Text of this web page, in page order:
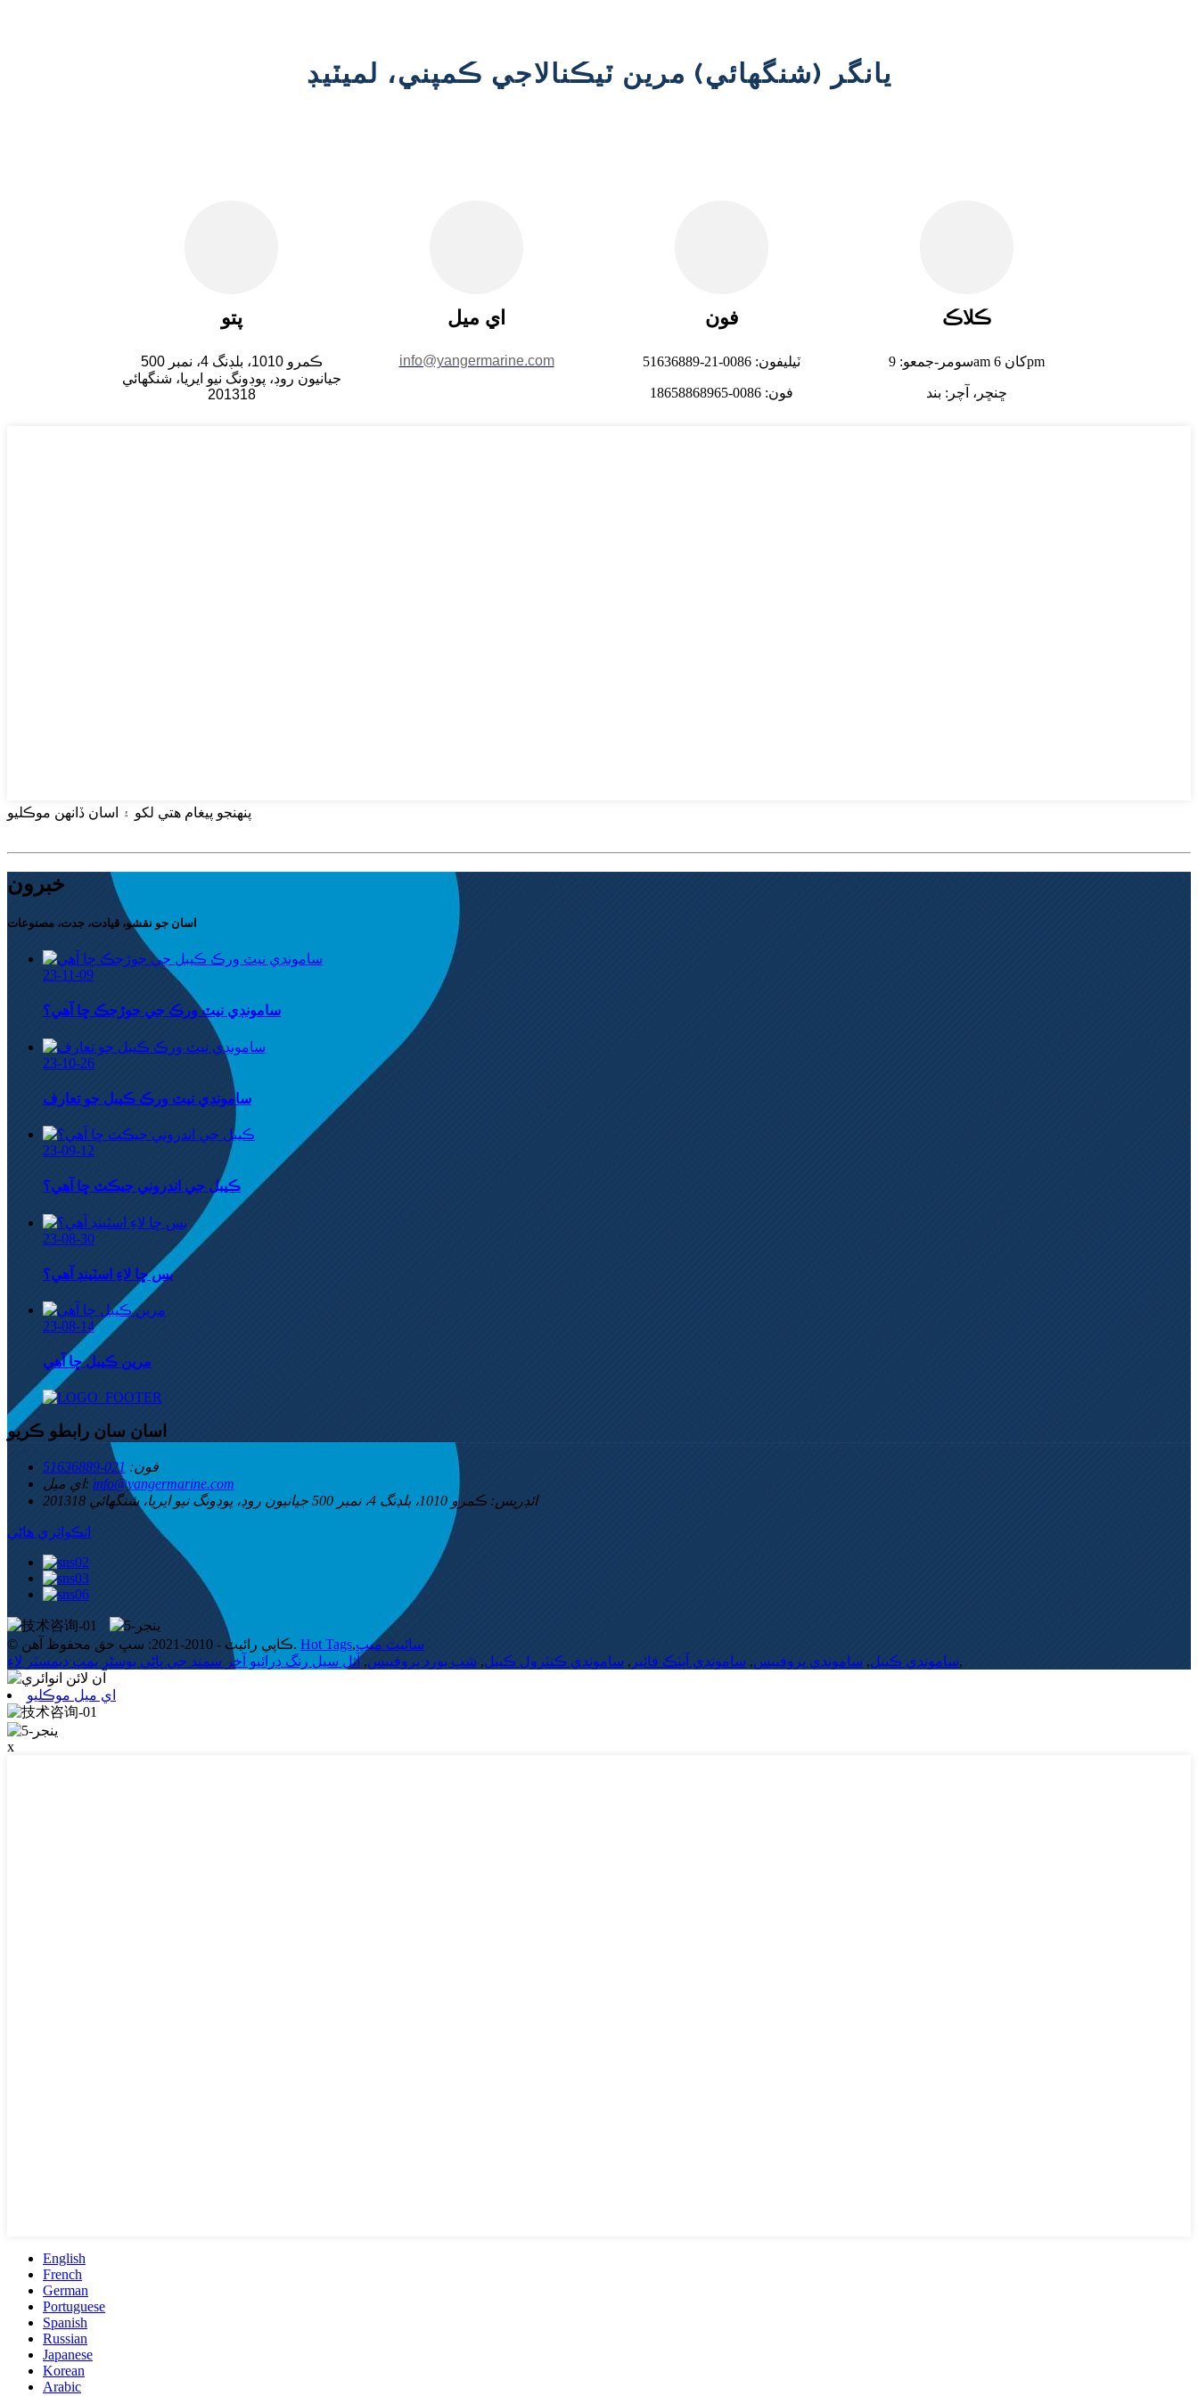
يانگر (شنگھائي) مرين ٽيڪنالاجي ڪمپني، لميٽيڊ
پتو
ڪمرو 1010، بلڊنگ 4، نمبر 500
جيانيون روڊ، پوڊونگ نيو ايريا، شنگھائي
201318
اي ميل
info@yangermarine.com
فون
ٽيليفون: 0086-21-51636889
فون: 0086-18658868965
ڪلاڪ
سومر-جمعو: 9am کان 6pm
ڇنڇر، آچر: بند
پنهنجو پيغام هتي لکو ۽ اسان ڏانهن موڪليو
خبرون
اسان جو نقشو، قيادت، جدت، مصنوعات
23-11-09
سامونڊي نيٽ ورڪ جي جوڙجڪ ڇا آهي؟
23-10-26
سامونڊي نيٽ ورڪ ڪيبل جو تعارف
23-09-12
ڪيبل جي اندروني جيڪٽ ڇا آهي؟
23-08-30
بس ڇا لاءِ اسٽينڊ آهي؟
23-08-14
مرين ڪيبل ڇا آهي
اسان سان رابطو ڪريو
فون: 021-51636889
اي ميل: info@yangermarine.com
ائڊريس: ڪمرو 1010، بلڊنگ 4، نمبر 500 جيانيون روڊ، پوڊونگ نيو ايريا، شنگھائي 201318
انڪوائري هاڻي
© ڪاپي رائيٽ - 2010-2021: سڀ حق محفوظ آهن. Hot Tags,سائيٽ ميپ
سامونڊي ڪيبل, سامونڊي پروفيبس, سامونڊي آپٽڪ فائبر , سامونڊي ڪنٽرول ڪيبل, شپ بورڊ پروفيبس,آئل سيل رنگ ڊرائيو آخر سمنڊ جي پاڻي بوسٹر پمپ ڊيمسٽر لاءِ ,
اي ميل موڪليو
x
English
French
German
Portuguese
Spanish
Russian
Japanese
Korean
Arabic